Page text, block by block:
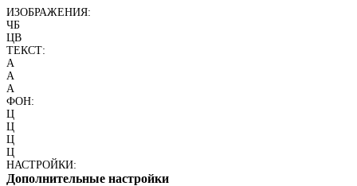
ИЗОБРАЖЕНИЯ:
ЧБ
ЦВ
ТЕКСТ:
A
A
A
ФОН:
Ц
Ц
Ц
Ц
НАСТРОЙКИ:
Дополнительные настройки